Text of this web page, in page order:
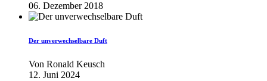
06. Dezember 2018
Der unverwechselbare Duft
Von Ronald Keusch
12. Juni 2024